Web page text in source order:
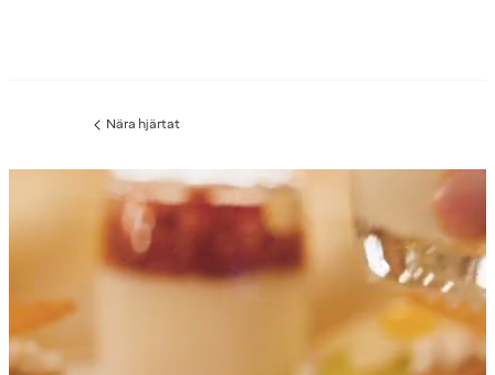
Föregående
Nära hjärtat